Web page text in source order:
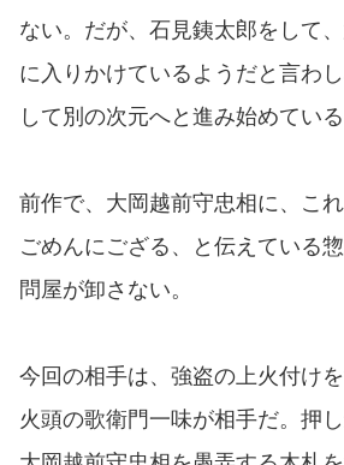
ない。だが、石見銕太郎をして
に入りかけているようだと言わ
して別の次元へと進み始めている
前作で、大岡越前守忠相に、こ
ごめんにござる、と伝えている
問屋が卸さない。
今回の相手は、強盗の上火付け
火頭の歌衛門一味が相手だ。押